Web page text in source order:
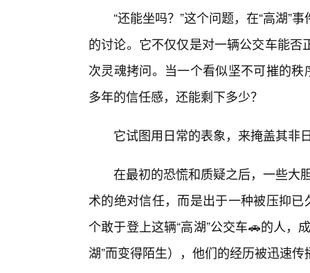
“还能坐吗？”这个问题，在“高湖”
的讨论。它不仅仅是对一辆公交车能
次灵魂拷问。当一个看似坚不可摧的
多年的信任感，还能剩下多少？
它试图用日常的表象，来掩盖其非
在最初的恐慌和质疑之后，一些大
术的绝对信任，而是出于一种被压抑
个敢于登上这辆“高湖”公交车🚗的人，
湖”而变得陌生），他们的经历被迅速